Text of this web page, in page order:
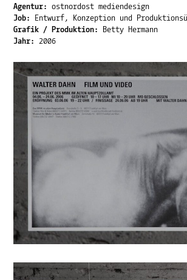
Agentur: ostnordost mediendesign
Job:
Entwurf, Konzeption und
Grafik / Produktion:
Betty Hermann
Jahr:
2006